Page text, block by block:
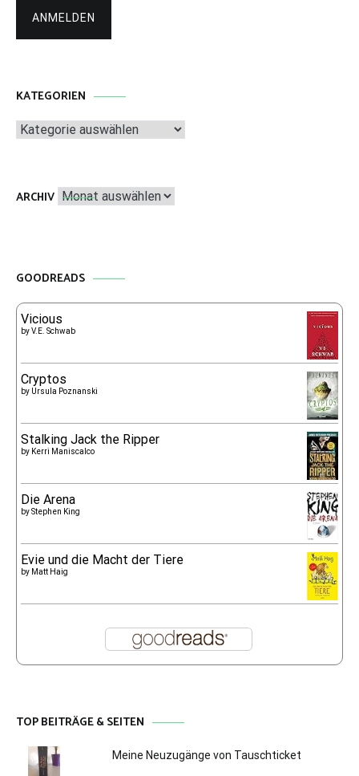
KATEGORIEN
Kategorien
ARCHIV Archiv
GOODREADS
Vicious
byV.E. Schwab
Cryptos
by Ursula Poznanski
Stalking Jack the Ripper
by Kerri Maniscalco
Die Arena
byStephen King
Evie und die Macht der Tiere
by Matt Haig
TOP BEITRÄGE & SEITEN
Meine Neuzugänge von Tauschticket